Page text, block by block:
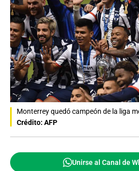
Monterrey quedó campeón de la liga
Crédito: AFP
Unirse al Canal de